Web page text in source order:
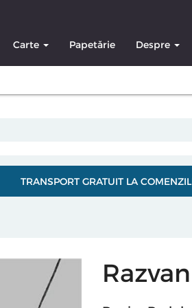
Carte Papetărie Despre
TRANSPORT GRATUIT LA